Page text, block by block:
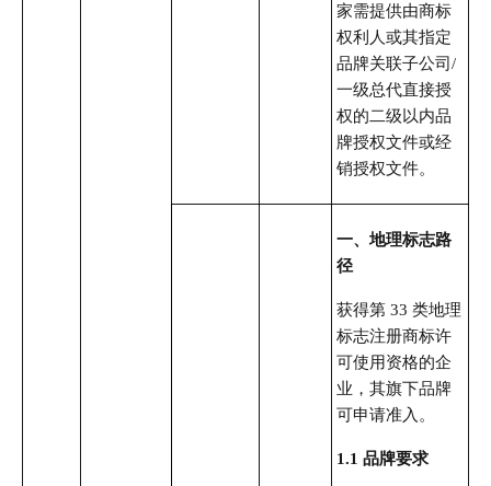
家需提供由商标
权利人或其指定
品牌关联子公司/
一级总代直接授
权的二级以内品
牌授权文件或经
销授权文件。
一、地理标志路
径
获得第 33 类地理
标志注册商标许
可使用资格的企
业，其旗下品牌
可申请准入。
1.1 品牌要求